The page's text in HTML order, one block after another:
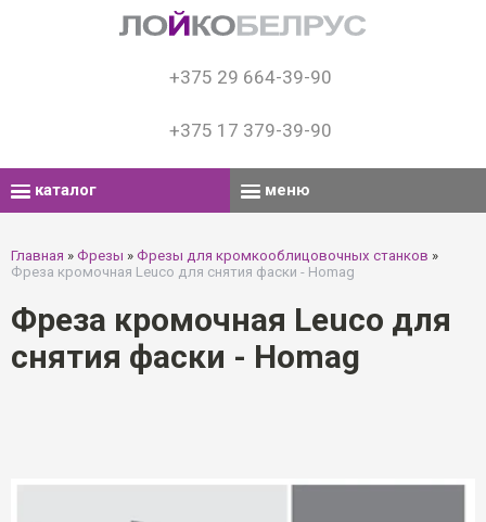
+375 29 664-39-90
+375 17 379-39-90
каталог меню
Главная » Фрезы » Фрезы для кромкооблицовочных станков »
Фреза кромочная Leuco для снятия фаски - Homag
Фреза кромочная Leuco для
снятия фаски - Homag